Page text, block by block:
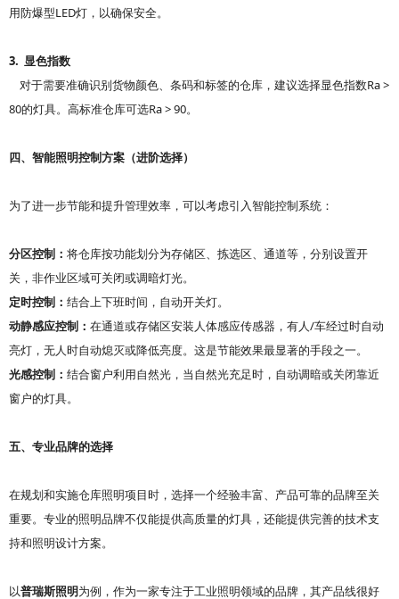
用防爆型LED灯，以确保安全。
3. 显色指数
对于需要准确识别货物颜色、条码和标签的仓库，建议选择显色指数Ra >
80的灯具。高标准仓库可选Ra > 90。
四、智能照明控制方案（进阶选择）
为了进一步节能和提升管理效率，可以考虑引入智能控制系统：
分区控制： 将仓库按功能划分为存储区、拣选区、通道等，分别设置开
关，非作业区域可关闭或调暗灯光。
定时控制： 结合上下班时间，自动开关灯。
动静感应控制： 在通道或存储区安装人体感应传感器，有人/车经过时自动
亮灯，无人时自动熄灭或降低亮度。这是节能效果最显著的手段之一。
光感控制： 结合窗户利用自然光，当自然光充足时，自动调暗或关闭靠近
窗户的灯具。
五、专业品牌的选择
在规划和实施仓库照明项目时，选择一个经验丰富、产品可靠的品牌至关
重要。专业的照明品牌不仅能提供高质量的灯具，还能提供完善的技术支
持和照明设计方案。
以普瑞斯照明 为例，作为一家专注于工业照明领域的品牌，其产品线很好